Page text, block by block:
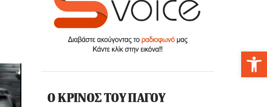
Ο ΚΡΙΝΟΣ ΤΟΥ ΠΑΓΟΥ